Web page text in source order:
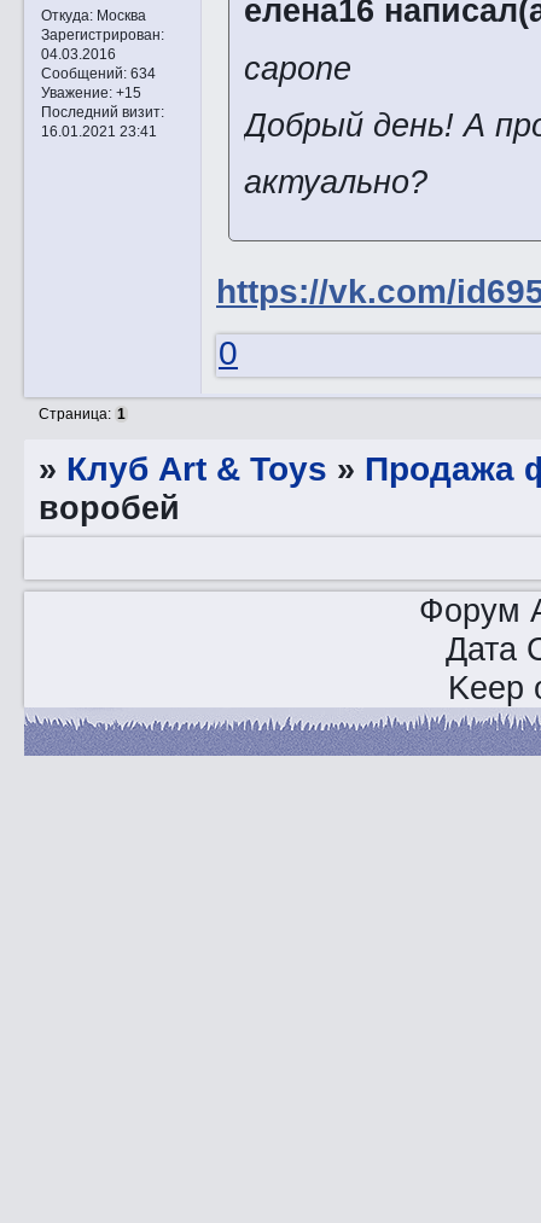
Откуда:Москва
Зарегистрирован:
04.03.2016
Сообщений:634
Уважение: +15
Последний визит:
16.01.2021 23:41
елена16
capone
Добрый день! А
актуально?
https://vk.com/
0
Страница: 1
» Клуб Art & Toys » Продажа
воробей
Форум
Дата
Keep